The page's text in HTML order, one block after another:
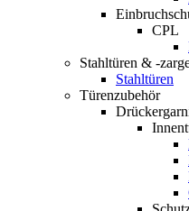
CPL
Stahltüren & -
Stahltüren
Türenzubehör